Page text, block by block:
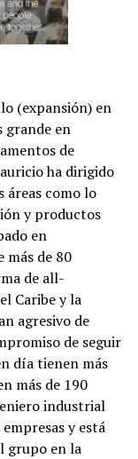
(expansión) en
grande en
de
ha dirigido
áreas como lo
y productos
en
de 80
de all-
Caribe y la
agresivo de
de seguir
día tienen más
más de 190
industrial
y está
grupo en la